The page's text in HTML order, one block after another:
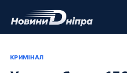
КРИМІНАЛ